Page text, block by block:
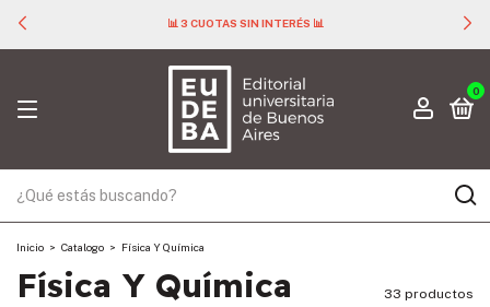
📊 3 CUOTAS SIN INTERÉS 📊
0
Inicio > Catalogo > Física Y Química
Física Y Química 33 productos